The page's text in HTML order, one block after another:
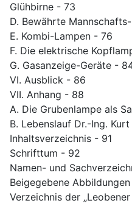
Glühbirne - 73
D. Bewährte
E. Kombi-Lampen - 76
F. Die elektrische
G. Gasanzeige-Geräte -
VI. Ausblick - 86
VII. Anhang - 88
A. Die Grubenlampe als
B. Lebenslauf Dr.-Ing.
Inhaltsverzeichnis - 91
Schrifttum - 92
Namen- und
Beigegebene
Verzeichnis der